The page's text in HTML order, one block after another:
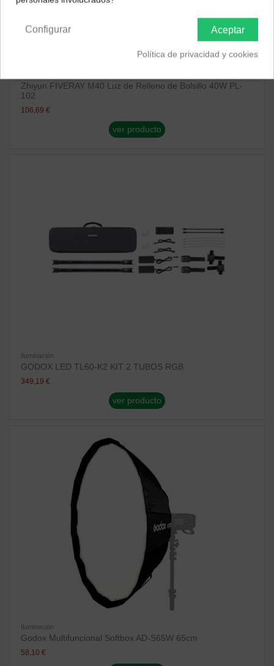
Zhiyun FIVERAY M40 Luz de Relleno de Bolsillo 40W PL-
102
106,69 €
ver producto
Iluminación
GODOX LED TL60-K2 KIT 2 TUBOS RGB
349,19 €
ver producto
Iluminación
Godox Multifuncional Softbox AD-S65W 65cm
58,10 €
Aceptar
Configurar
Política de privacidad y cookies